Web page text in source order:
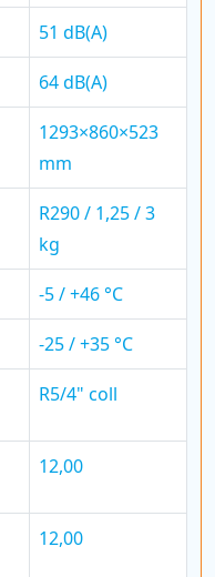
51 dB(A)
64 dB(A)
1293×860×523
mm
R290 / 1,25 / 3
kg
-5 / +46 °C
-25 / +35 °C
R5/4" coll
12,00
12,00